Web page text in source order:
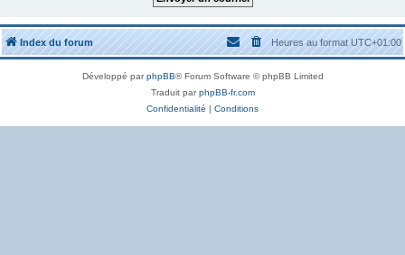
Index du forum Heures au formatUTC+01:00
Développé parphpBB® Forum Software © phpBB Limited
Traduit parphpBB-fr.com
Confidentialité | Conditions